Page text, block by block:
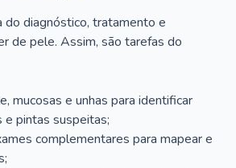
do diagnóstico, tratamento e
de pele. Assim, são tarefas do
mucosas e unhas para identificar
e pintas suspeitas;
complementares para mapear e